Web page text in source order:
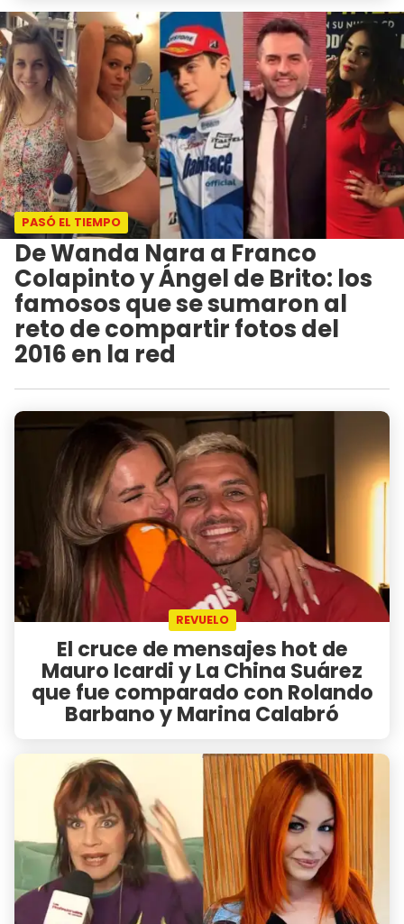
PASÓ EL TIEMPO
De Wanda Nara a Franco
Colapinto y Ángel de Brito: los
famosos que se sumaron al
reto de compartir fotos del
2016 en la red
REVUELO
El cruce de mensajes hot de
Mauro Icardi y La China Suárez
que fue comparado con Rolando
Barbano y Marina Calabró